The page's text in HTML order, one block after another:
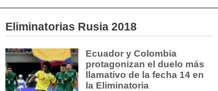
Eliminatorias Rusia 2018
Ecuador y Colombia
protagonizan el duelo más
llamativo de la fecha 14 en
la Eliminatoria